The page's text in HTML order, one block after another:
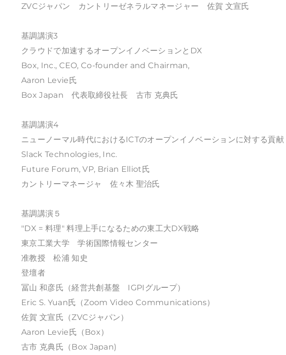
ZVCジャパン カントリーゼネラルマネージャー 佐賀 文宣氏
基調講演3
クラウドで加速するオープンイノベーションとDX
Box, Inc., CEO, Co-founder and Chairman,
Aaron Levie氏
Box Japan 代表取締役社長 古市 克典氏
基調講演4
ニューノーマル時代におけるICTのオープンイノベーションに対する貢献
Slack Technologies, Inc.
Future Forum, VP, Brian Elliot氏
カントリーマネージャ 佐々木 聖治氏
基調講演５
"DX = 料理" 料理上手になるための東工大DX戦略
東京工業大学 学術国際情報センター
准教授 松浦 知史
登壇者
冨山 和彦氏（経営共創基盤 IGPIグループ）
Eric S. Yuan氏（Zoom Video Communications）
佐賀 文宣氏（ZVCジャパン）
Aaron Levie氏（Box）
古市 克典氏（Box Japan)